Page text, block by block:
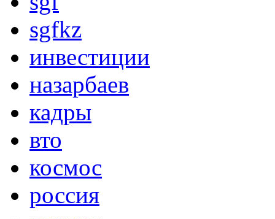
sgfkz
инвестиции
назарбаев
кадры
вто
космос
россия